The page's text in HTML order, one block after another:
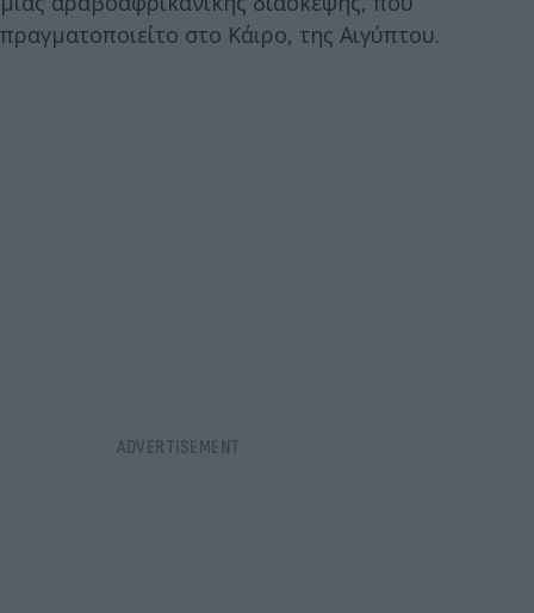
πραγματοποιείτο στο Κάιρο, της Αιγύπτου.